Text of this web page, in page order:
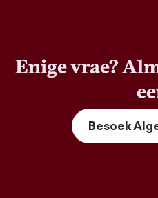
Enige vrae?
Besoek